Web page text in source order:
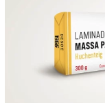
INVERNO